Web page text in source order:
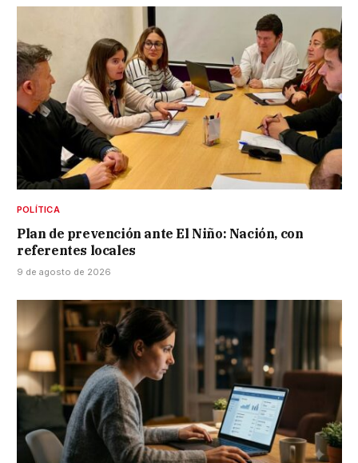
POLÍTICA
Plan de prevención ante El Niño: Nación, con
referentes locales
9 de agosto de 2026